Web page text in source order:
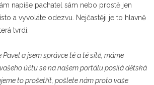
napíše pachatel sám nebo prostě jen
a vyvoláte odezvu. Nejčastěji je to hlavně
tvrdí:
Pavel a jsem správce té a té sítě, máme
účtu se na našem portálu posílá dětská
to prošetřit, pošlete nám proto vaše